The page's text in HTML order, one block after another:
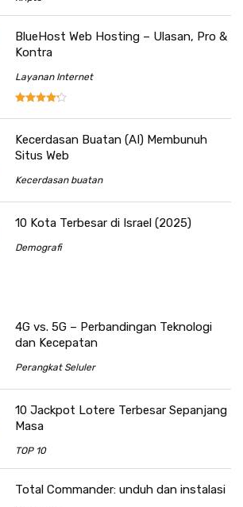
BlueHost Web Hosting – Ulasan, Pro &
Kontra
Layanan Internet
Kecerdasan Buatan (AI) Membunuh
Situs Web
Kecerdasan buatan
10 Kota Terbesar di Israel (2025)
Demografi
4G vs. 5G – Perbandingan Teknologi
dan Kecepatan
Perangkat Seluler
10 Jackpot Lotere Terbesar Sepanjang
Masa
TOP 10
Total Commander: unduh dan instalasi